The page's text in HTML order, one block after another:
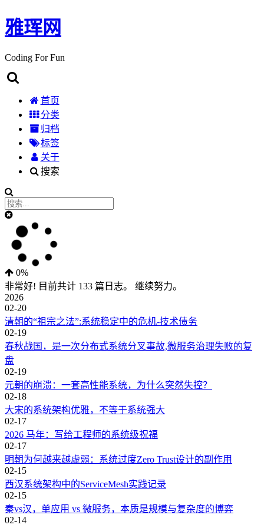
雅珲网
Coding For Fun
首页
分类
归档
标签
关于
搜索
0%
非常好! 目前共计 133 篇日志。 继续努力。
2026
02-20
清朝的“祖宗之法”:系统稳定中的危机-技术债务
02-19
春秋战国，是一次分布式系统分叉事故,微服务治理失败的复
盘
02-19
元朝的崩溃：一套高性能系统，为什么突然失控？
02-18
大宋的系统架构优雅，不等于系统强大
02-17
2026 马年：写给工程师的系统级祝福
02-17
明朝为何越来越虚弱：系统过度Zero Trust设计的副作用
02-15
西汉系统架构中的ServiceMesh实践记录
02-15
秦vs汉，单应用 vs 微服务，本质是规模与复杂度的博弈
02-14